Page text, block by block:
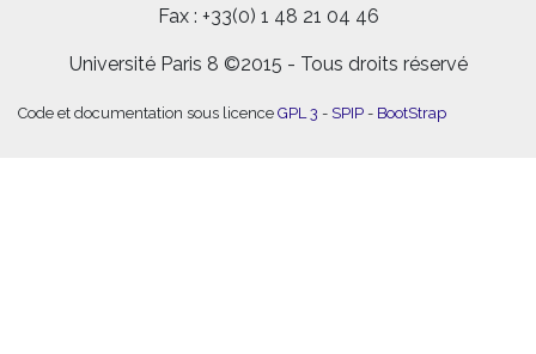
Fax : +33(0) 1 48 21 04 46
Université Paris 8 ©2015 - Tous droits réservé
Code et documentation sous licence GPL 3 - SPIP - BootStrap